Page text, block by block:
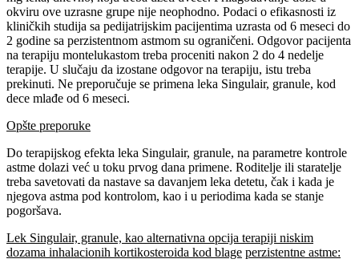
okviru ove uzrasne grupe nije neophodno. Podaci o efikasnosti iz
kliničkih studija sa pedijatrijskim pacijentima uzrasta od 6 meseci do
2 godine sa perzistentnom astmom su ograničeni. Odgovor pacijenta
na terapiju montelukastom treba proceniti nakon 2 do 4 nedelje
terapije. U slučaju da izostane odgovor na terapiju, istu treba
prekinuti. Ne preporučuje se primena leka Singulair, granule, kod
dece mlađe od 6 meseci.
Opšte preporuke
Do terapijskog efekta leka Singulair, granule, na parametre kontrole
astme dolazi već u toku prvog dana primene. Roditelje ili staratelje
treba savetovati da nastave sa davanjem leka detetu, čak i kada je
njegova astma pod kontrolom, kao i u periodima kada se stanje
pogoršava.
Lek Singulair, granule, kao alternativna opcija terapiji niskim
dozama inhalacionih kortikosteroida kod blage perzistentne astme: